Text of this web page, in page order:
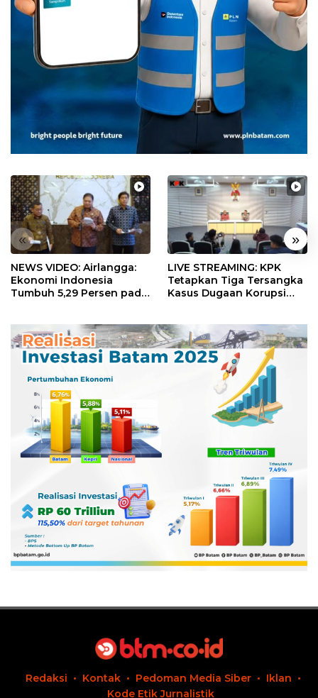
« »
NEWS VIDEO: Airlangga:
Ekonomi Indonesia
Tumbuh 5,29 Persen pada
LIVE STREAMING: KPK
Tetapkan Tiga Tersangka
Kasus Dugaan Korupsi
Redaksi Kontak Pedoman Media Siber
Iklan
Kode Etik Jurnalistik